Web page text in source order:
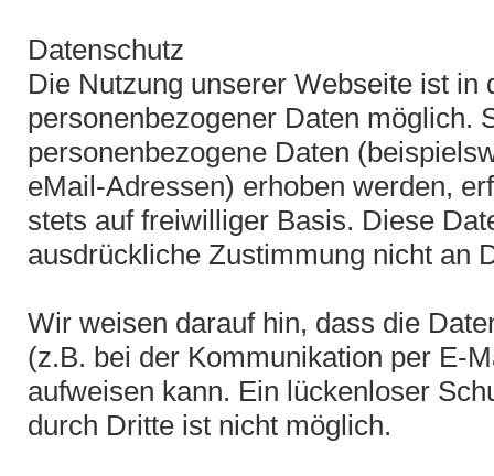
Datenschutz
Die Nutzung unserer Webseite ist in
personenbezogener Daten möglich.
personenbezogene Daten
eMail-Adressen) erhoben werden,
stets auf freiwilliger Basis. Diese
ausdrückliche Zustimmung nicht an
Wir weisen darauf hin, dass die
(z.B. bei der Kommunikation per E-
aufweisen kann. Ein lückenloser
durch Dritte ist nicht möglich.